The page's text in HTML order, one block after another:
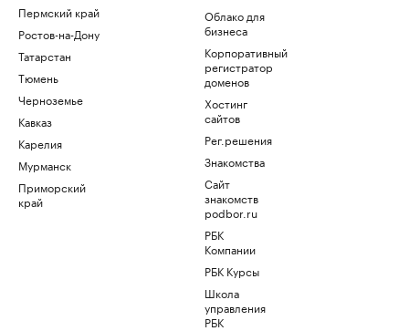
Пермский край
Ростов-на-Дону
Татарстан
Тюмень
Черноземье
Кавказ
Карелия
Мурманск
Приморский
край
Облако для
бизнеса
Корпоративный
регистратор
доменов
Хостинг
сайтов
Рег.решения
Знакомства
Сайт
знакомств
podbor.ru
РБК
Компании
РБК Курсы
Школа
управления
РБК